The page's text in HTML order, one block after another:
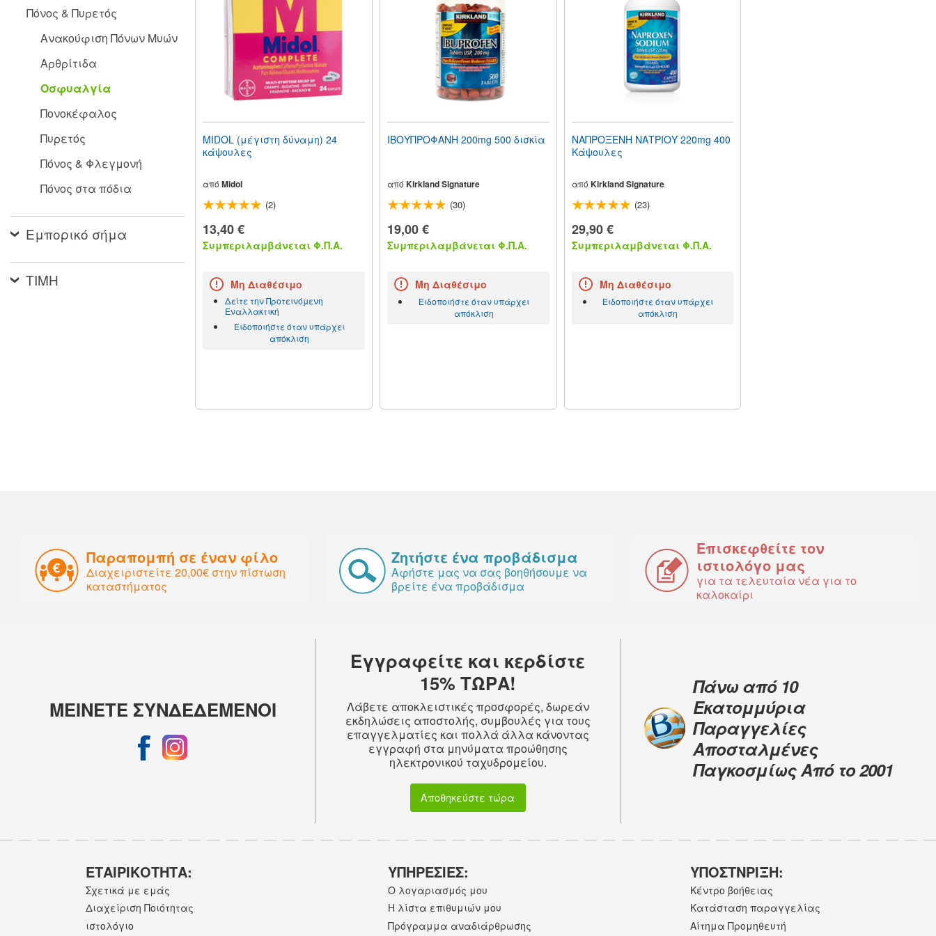
people
disabilities
menu.
Πόνος & Πυρετός
Ανακούφιση Πόνων Μυών
Αρθρίτιδα
Οσφυαλγία
Πονοκέφαλος
Πυρετός
Πόνος & Φλεγμονή
Πόνος στα πόδια
Εμπορικό σήμα
ΤΙΜΗ
MIDOL (μέγιστη δύναμη) 24
κάψουλες
από Midol
(2)
13,40 €
Συμπεριλαμβάνεται Φ.Π.Α.
Μη Διαθέσιμο
Δείτε την Προτεινόμενη
Εναλλακτική
Ειδοποιήστε όταν υπάρχει
απόκλιση
ΙΒΟΥΠΡΟΦΑΝΗ 200mg 500 δισκία
από Kirkland Signature
(30)
19,00 €
Συμπεριλαμβάνεται Φ.Π.Α.
Μη Διαθέσιμο
Ειδοποιήστε όταν υπάρχει
απόκλιση
ΝΑΠΡΟΞΕΝΗ ΝΑΤΡΙΟΥ 220mg 400
Κάψουλες
από Kirkland Signature
(23)
29,90 €
Συμπεριλαμβάνεται Φ.Π.Α.
Μη Διαθέσιμο
Ειδοποιήστε όταν υπάρχει
απόκλιση
Παραπομπή σε έναν φίλο
Διαχειριστείτε 20,00€ στην πίστωση
καταστήματος
Ζητήστε ένα προβάδισμα
Αφήστε μας να σας βοηθήσουμε να
βρείτε ένα προβάδισμα
Επισκεφθείτε τον
ιστιολόγο μας
για τα τελευταία νέα για το
καλοκαίρι
ΜΕΙΝΕΤΕ ΣΥΝΔΕΔΕΜΕΝΟΙ
Εγγραφείτε και κερδίστε
15% ΤΩΡΑ!
Λάβετε αποκλειστικές προσφορές, δωρεάν
εκδηλώσεις αποστολής, συμβουλές για τους
επαγγελματίες και πολλά άλλα κάνοντας
εγγραφή στα μηνύματα προώθησης
ηλεκτρονικού ταχυδρομείου.
Αποθηκεύστε τώρα
Πάνω από 10
Εκατομμύρια
Παραγγελίες
Αποσταλμένες
Παγκοσμίως Από το 2001
ΕΤΑΙΡΙΚOΤΗΤΑ:
Σχετικά με εμάς
Διαχείριση Ποιότητας
ιστολόγιο
ΥΠΗΡΕΣΙΕΣ:
Ο λογαριασμός μου
Η λίστα επιθυμιών μου
Πρόγραμμα αναδιάρθρωσης
ΥΠΟΣΤNΡΙΞΗ:
Κέντρο βοήθειας
Κατάσταση παραγγελίας
Αίτημα Προμηθευτή